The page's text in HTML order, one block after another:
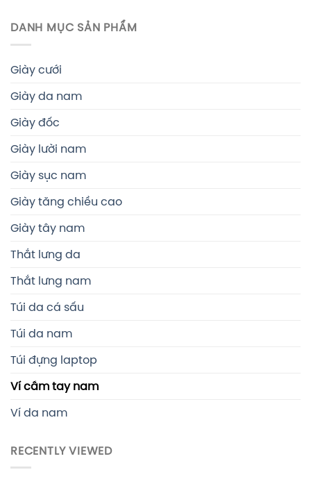
DANH MỤC SẢN PHẨM
Giày cưới
Giày da nam
Giày đốc
Giày lười nam
Giày sục nam
Giày tăng chiều cao
Giày tây nam
Thắt lưng da
Thắt lưng nam
Túi da cá sấu
Túi da nam
Túi đựng laptop
Ví cầm tay nam
Ví da nam
RECENTLY VIEWED